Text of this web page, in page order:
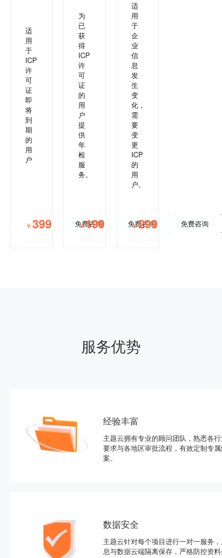
适
用
于
ICP
许
可
证
即
将
到
期
的
用
户
￥399 免费咨询 立即购买
为
已
获
得
ICP
许
可
证
的
用
户
提
供
年
检
服
务。
￥199 免费咨询 立即购买
适
用
于
企
业
信
息
发
生
变
化，
需
要
变
更
ICP
的
用
户。
￥299 免费咨询
服务优势
经验丰富
主题云拥有专业的顾问团队，熟悉各
要求与各地区审批流程，有效定制专
案。
数据安全
主题云针对每个项目进行一对一服务
息与数据云端隔离保存，严格防控资